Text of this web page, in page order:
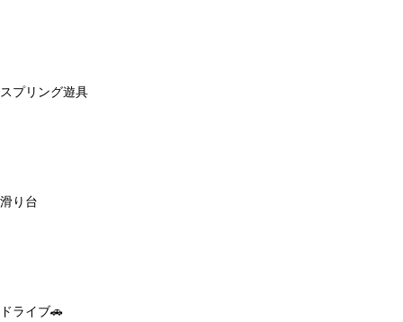
スプリング遊具
滑り台
ドライブ🚗